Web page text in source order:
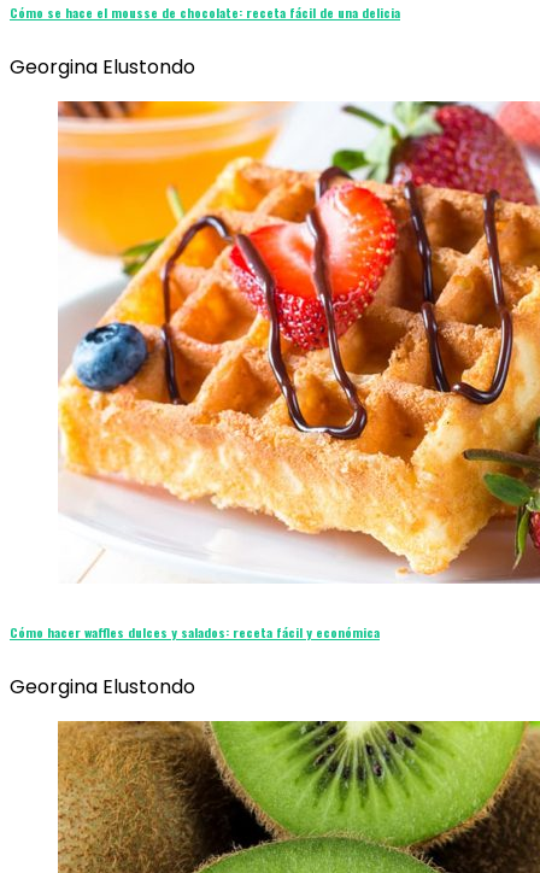
Cómo se hace el mousse de chocolate: receta fácil de una delicia
Georgina Elustondo
Cómo hacer waffles dulces y salados: receta fácil y económica
Georgina Elustondo